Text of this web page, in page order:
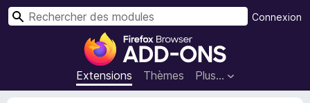
M
o
d
u
Extensions Thèmes Plus…
Connexion
R